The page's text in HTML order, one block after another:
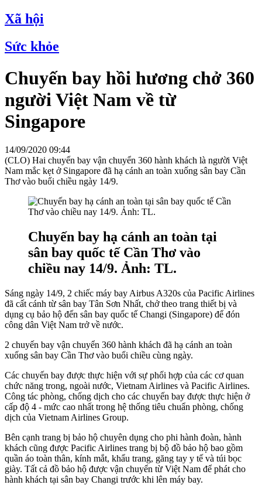
Xã hội
Sức khỏe
Chuyến bay hồi hương chở 360
người Việt Nam về từ
Singapore
14/09/2020 09:44
(CLO) Hai chuyến bay vận chuyển 360 hành khách là người Việt
Nam mắc kẹt ở Singapore đã hạ cánh an toàn xuống sân bay Cần
Thơ vào buổi chiều ngày 14/9.
Chuyến bay hạ cánh an toàn tại
sân bay quốc tế Cần Thơ vào
chiều nay 14/9. Ảnh: TL.
Sáng ngày 14/9, 2 chiếc máy bay Airbus A320s của Pacific Airlines
đã cất cánh từ sân bay Tân Sơn Nhất, chở theo trang thiết bị và
dụng cụ bảo hộ đến sân bay quốc tế Changi (Singapore) để đón
công dân Việt Nam trở về nước.
2 chuyến bay vận chuyển 360 hành khách đã hạ cánh an toàn
xuống sân bay Cần Thơ vào buổi chiều cùng ngày.
Các chuyến bay được thực hiện với sự phối hợp của các cơ quan
chức năng trong, ngoài nước, Vietnam Airlines và Pacific Airlines.
Công tác phòng, chống dịch cho các chuyến bay được thực hiện ở
cấp độ 4 - mức cao nhất trong hệ thống tiêu chuẩn phòng, chống
dịch của Vietnam Airlines Group.
Bên cạnh trang bị bảo hộ chuyên dụng cho phi hành đoàn, hành
khách cũng được Pacific Airlines trang bị bộ đồ bảo hộ bao gồm
quần áo toàn thân, kính mắt, khẩu trang, găng tay y tế và túi bọc
giày. Tất cả đồ bảo hộ được vận chuyển từ Việt Nam để phát cho
hành khách tại sân bay Changi trước khi lên máy bay.